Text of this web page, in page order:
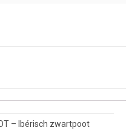
– Ibérisch zwartpoot